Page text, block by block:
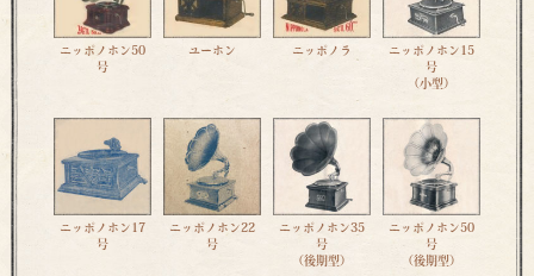
ニッポノホン50
号
ユーホン ニッポノラ
ニッポノホン15
号
（小型）
ニッポノホン17
号
ニッポノホン22
号
ニッポノホン35
号
（後期型）
ニッポノホン50
号
（後期型）